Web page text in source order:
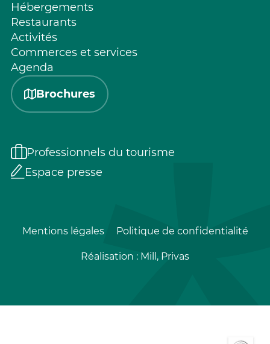
Hébergements
Restaurants
Activités
Commerces et services
Agenda
Brochures
Professionnels du tourisme
Espace presse
Mentions légales Politique de confidentialité
Réalisation : Mill, Privas